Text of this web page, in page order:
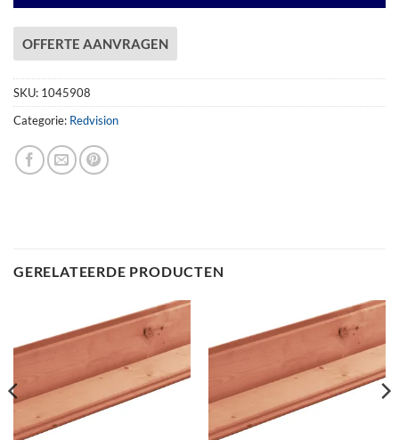
OFFERTE AANVRAGEN
SKU: 1045908
Categorie: Redvision
GERELATEERDE PRODUCTEN